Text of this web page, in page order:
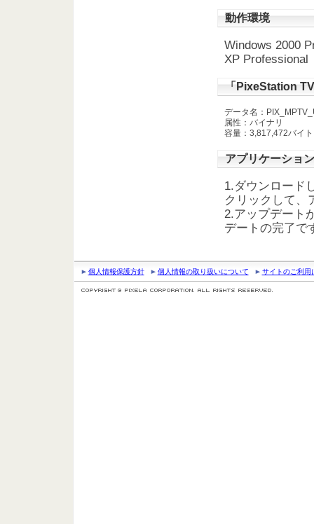
動作環境
Windows 2000
XP Professional
「PixeStation
データ名：
属性：バイナリ
容量：3,817,472バイト
アプリケーショ
1.ダウンロード
クリックして、
2.アップデート
デートの完了で
個人情報保護方針 個人情報の取り扱いについて サイトのご利用